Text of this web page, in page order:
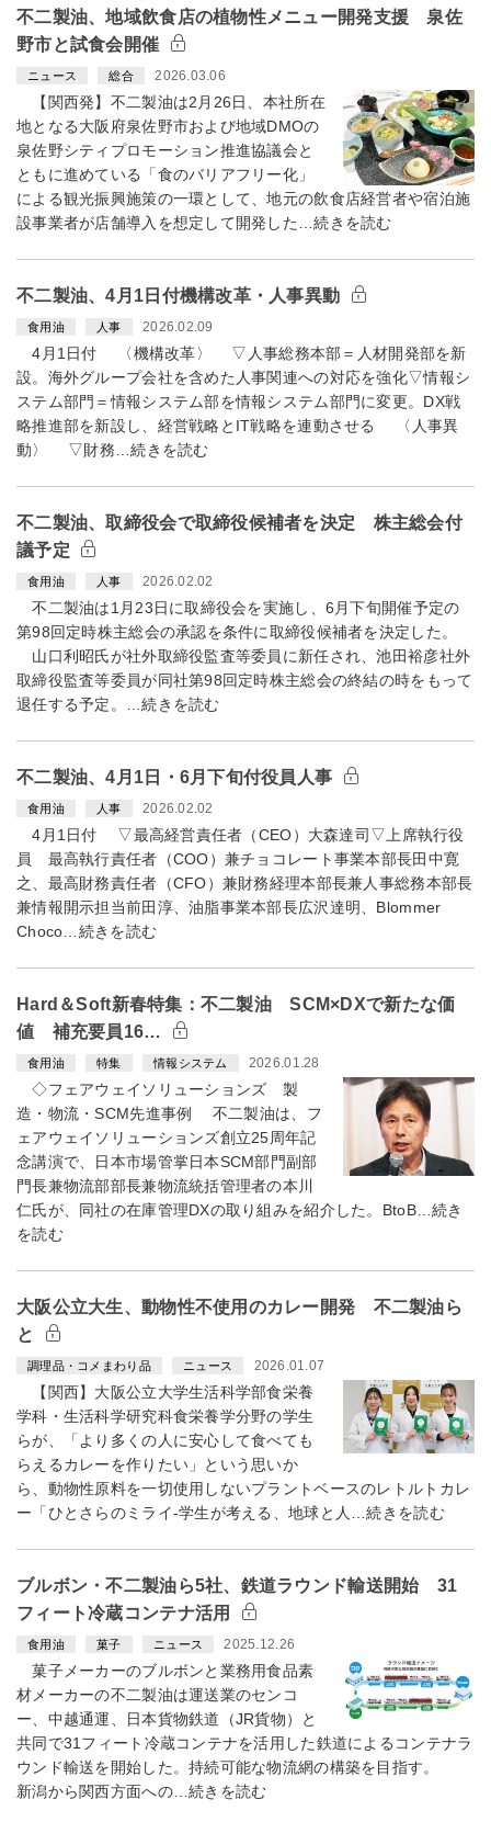
不二製油、地域飲食店の植物性メニュー開発支援 泉佐
野市と試食会開催
ニュース 総合 2026.03.06
【関西発】不二製油は2月26日、本社所在
地となる大阪府泉佐野市および地域DMOの
泉佐野シティプロモーション推進協議会と
ともに進めている「食のバリアフリー化」
による観光振興施策の一環として、地元の飲食店経営者や宿泊施
設事業者が店舗導入を想定して開発した…続きを読む
不二製油、4月1日付機構改革・人事異動
食用油 人事 2026.02.09
4月1日付 〈機構改革〉 ▽人事総務本部＝人材開発部を新
設。海外グループ会社を含めた人事関連への対応を強化▽情報シ
ステム部門＝情報システム部を情報システム部門に変更。DX戦
略推進部を新設し、経営戦略とIT戦略を連動させる 〈人事異
動〉 ▽財務…続きを読む
不二製油、取締役会で取締役候補者を決定 株主総会付
議予定
食用油 人事 2026.02.02
不二製油は1月23日に取締役会を実施し、6月下旬開催予定の
第98回定時株主総会の承認を条件に取締役候補者を決定した。
山口利昭氏が社外取締役監査等委員に新任され、池田裕彦社外
取締役監査等委員が同社第98回定時株主総会の終結の時をもって
退任する予定。…続きを読む
不二製油、4月1日・6月下旬付役員人事
食用油 人事 2026.02.02
4月1日付 ▽最高経営責任者（CEO）大森達司▽上席執行役
員 最高執行責任者（COO）兼チョコレート事業本部長田中寛
之、最高財務責任者（CFO）兼財務経理本部長兼人事総務本部長
兼情報開示担当前田淳、油脂事業本部長広沢達明、Blommer
Choco…続きを読む
Hard＆Soft新春特集：不二製油 SCM×DXで新たな価
値 補充要員16…
食用油 特集 情報システム 2026.01.28
◇フェアウェイソリューションズ 製
造・物流・SCM先進事例 不二製油は、フ
ェアウェイソリューションズ創立25周年記
念講演で、日本市場管掌日本SCM部門副部
門長兼物流部部長兼物流統括管理者の本川
仁氏が、同社の在庫管理DXの取り組みを紹介した。BtoB…続き
を読む
大阪公立大生、動物性不使用のカレー開発 不二製油ら
と
調理品・コメまわり品 ニュース 2026.01.07
【関西】大阪公立大学生活科学部食栄養
学科・生活科学研究科食栄養学分野の学生
らが、「より多くの人に安心して食べても
らえるカレーを作りたい」という思いか
ら、動物性原料を一切使用しないプラントベースのレトルトカレ
ー「ひとさらのミライ-学生が考える、地球と人…続きを読む
ブルボン・不二製油ら5社、鉄道ラウンド輸送開始 31
フィート冷蔵コンテナ活用
食用油 菓子 ニュース 2025.12.26
菓子メーカーのブルボンと業務用食品素
材メーカーの不二製油は運送業のセンコ
ー、中越通運、日本貨物鉄道（JR貨物）と
共同で31フィート冷蔵コンテナを活用した鉄道によるコンテナラ
ウンド輸送を開始した。持続可能な物流網の構築を目指す。
新潟から関西方面への…続きを読む